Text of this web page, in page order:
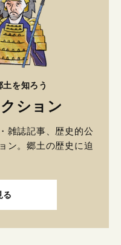
を知ろう
ション
雑誌記事、歴史的公
ン。郷土の歴史に迫
る